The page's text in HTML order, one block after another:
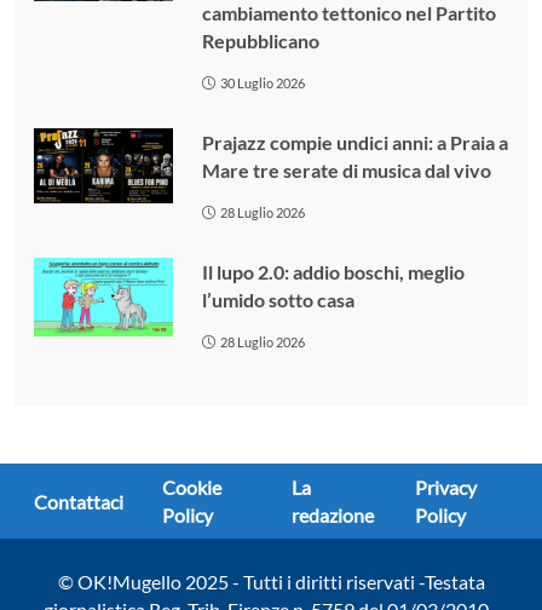
cambiamento tettonico nel Partito
Repubblicano
30 Luglio 2026
Prajazz compie undici anni: a Praia a
Mare tre serate di musica dal vivo
28 Luglio 2026
Il lupo 2.0: addio boschi, meglio
l’umido sotto casa
28 Luglio 2026
Contattaci
Cookie
Policy
La
redazione
Privacy
Policy
© OK!Mugello 2025 - Tutti i diritti riservati -Testata